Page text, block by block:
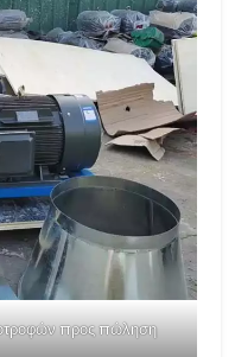
προς πώληση